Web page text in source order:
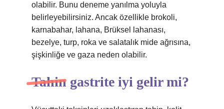
olabilir. Bunu deneme yanılma yoluyla
belirleyebilirsiniz. Ancak özellikle brokoli,
karnabahar, lahana, Brüksel lahanası,
bezelye, turp, roka ve salatalık mide ağrısına,
şişkinliğe ve gaza neden olabilir.
Tahin gastrite iyi gelir mi?